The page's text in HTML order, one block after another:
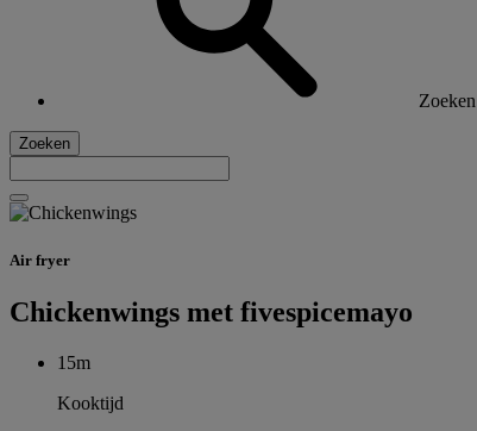
Zoeken
Zoeken
Air fryer
Chickenwings met fivespicemayo
15m
Kooktijd